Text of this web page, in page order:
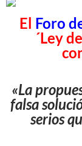
El Foro
´Ley
«La
falsa
serios